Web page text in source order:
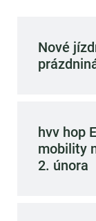
Nové
hvv hop
mobility
2. února